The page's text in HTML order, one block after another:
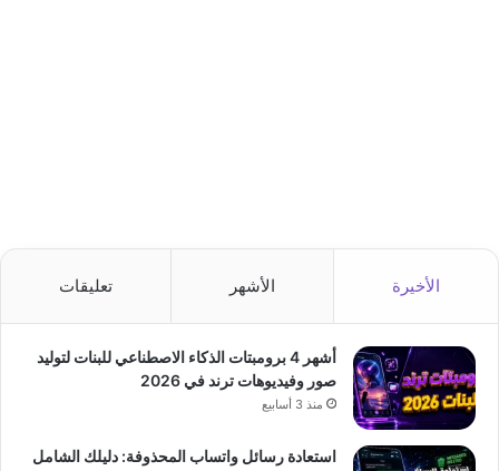
الأخيرة الأشهر تعليقات
أشهر 4 برومبتات الذكاء الاصطناعي للبنات لتوليد
صور وفيديوهات ترند في 2026
منذ 3 أسابيع
استعادة رسائل واتساب المحذوفة: دليلك الشامل